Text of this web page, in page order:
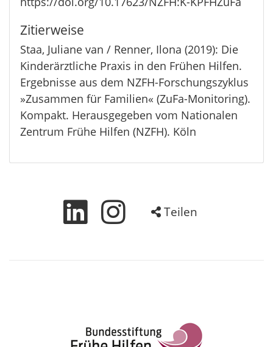
Zitierweise
Staa, Juliane van / Renner, Ilona (2019): Die
Kinderärztliche Praxis in den Frühen Hilfen.
Ergebnisse aus dem NZFH-Forschungszyklus
»Zusammen für Familien« (ZuFa-Monitoring).
Kompakt. Herausgegeben vom Nationalen
Zentrum Frühe Hilfen (NZFH). Köln
Teilen